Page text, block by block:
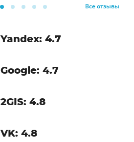
Все отзывы
Yandex: 4.7
Google: 4.7
2GIS: 4.8
VK: 4.8